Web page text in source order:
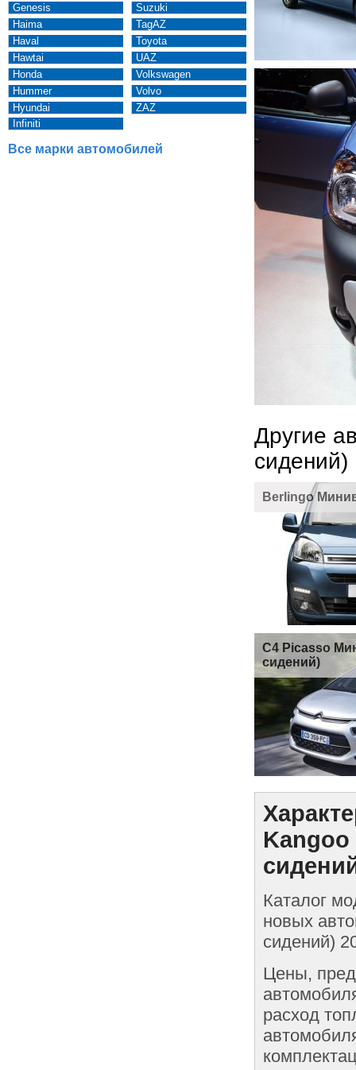
Genesis
Haima
Haval
Hawtai
Honda
Hummer
Hyundai
Infiniti
Suzuki
TagAZ
Toyota
UAZ
Volkswagen
Volvo
ZAZ
Все марки автомобилей
Другие
сидений)
Berlingo
C4 Picasso
сидений)
Каталог
новых
сидений)
Цены,
расход